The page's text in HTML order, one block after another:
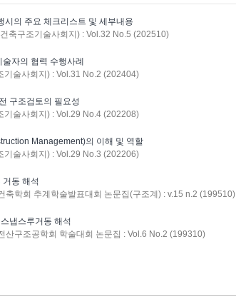
시의 주요 체크리스트 및 세부내용
축구조기술사회지) : Vol.32 No.5 (202510)
자의 협력 수행사례
기술사회지) : Vol.31 No.2 (202404)
구조검토의 필요성
기술사회지) : Vol.29 No.4 (202208)
Management)의 이해 및 역할
기술사회지) : Vol.29 No.3 (202206)
동 해석
축학회 추계학술발표대회 논문집(구조계) : v.15 n.2 (199510)
냅스루거동 해석
산구조공학회 학술대회 논문집 : Vol.6 No.2 (199310)